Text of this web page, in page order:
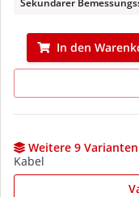
In den
Weitere 9
Kabel